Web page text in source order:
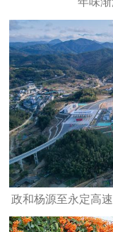
政和杨源至永定高